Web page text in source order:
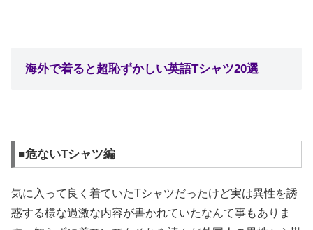
海外で着ると超恥ずかしい英語Tシャツ20選
■危ないTシャツ編
気に入って良く着ていたTシャツだったけど実は異性を誘
惑する様な過激な内容が書かれていたなんて事もありま